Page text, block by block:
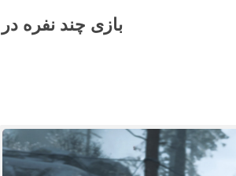
بازی چند نفره در Call Of Duty:WWII